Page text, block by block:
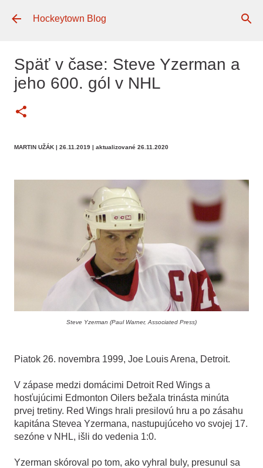
Preskočiť na hlavný obsah
Hockeytown Blog
Späť v čase: Steve Yzerman a
jeho 600. gól v NHL
MARTIN UŽÁK | 26.11.2019 | aktualizované 26.11.2020
Steve Yzerman (Paul Warner, Associated Press)
Piatok 26. novembra 1999, Joe Louis Arena, Detroit.
V zápase medzi domácimi Detroit Red Wings a
hosťujúcimi Edmonton Oilers bežala trinásta minúta
prvej tretiny. Red Wings hrali presilovú hru a po zásahu
kapitána Stevea Yzermana, nastupujúceho vo svojej 17.
sezóne v NHL, išli do vedenia 1:0.
Yzerman skóroval po tom, ako vyhral buly, presunul sa